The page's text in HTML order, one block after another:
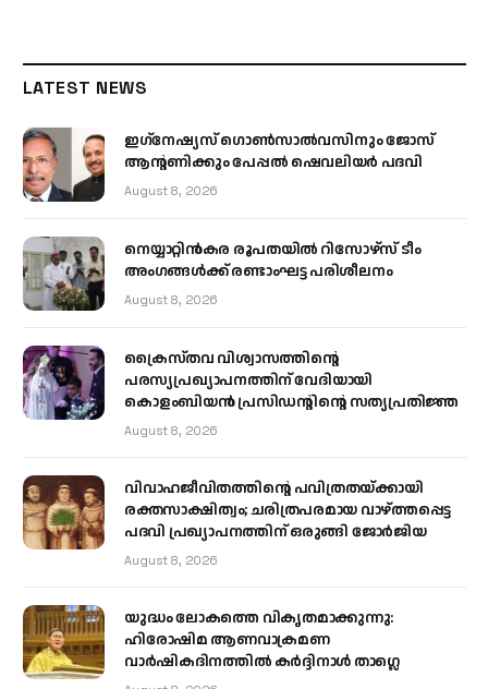
LATEST NEWS
ഇഗ്‌നേഷ്യസ് ഗൊൺസാൽവസിനും ജോസ്
ആന്റണിക്കും പേപ്പൽ ഷെവലിയർ പദവി
August 8, 2026
നെയ്യാറ്റിൻകര രൂപതയിൽ റിസോഴ്സ് ടീം
അംഗങ്ങൾക്ക് രണ്ടാംഘട്ട പരിശീലനം
August 8, 2026
ക്രൈസ്തവ വിശ്വാസത്തിന്റെ
പരസ്യപ്രഖ്യാപനത്തിന് വേദിയായി
കൊളംബിയൻ പ്രസിഡന്റിന്റെ സത്യപ്രതിജ്ഞ
August 8, 2026
വിവാഹജീവിതത്തിന്റെ പവിത്രതയ്ക്കായി
രക്തസാക്ഷിത്വം; ചരിത്രപരമായ വാഴ്ത്തപ്പെട്ട
പദവി പ്രഖ്യാപനത്തിന് ഒരുങ്ങി ജോര്‍ജിയ
August 8, 2026
യുദ്ധം ലോകത്തെ വികൃതമാക്കുന്നു:
ഹിരോഷിമ ആണവാക്രമണ
വാർഷികദിനത്തിൽ കർദ്ദിനാൾ താഗ്ലെ